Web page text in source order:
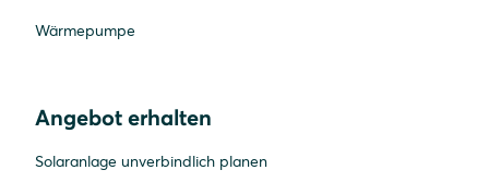
Wärmepumpe
Angebot erhalten
Solaranlage unverbindlich planen